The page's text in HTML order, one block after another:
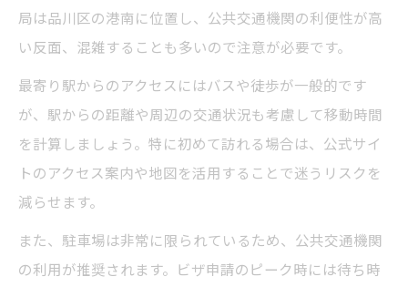
局は品川区の港南に位置し、公共交通機関の利便性が高
い反面、混雑することも多いので注意が必要です。
最寄り駅からのアクセスにはバスや徒歩が一般的です
が、駅からの距離や周辺の交通状況も考慮して移動時間
を計算しましょう。特に初めて訪れる場合は、公式サイ
トのアクセス案内や地図を活用することで迷うリスクを
減らせます。
また、駐車場は非常に限られているため、公共交通機関
の利用が推奨されます。ビザ申請のピーク時には待ち時